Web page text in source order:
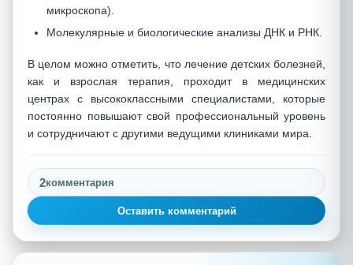
микроскопа).
Молекулярные и биологические анализы ДНК и РНК.
В целом можно отметить, что лечение детских болезней,
как и взрослая терапия, проходит в медицинских
центрах с высококлассными специалистами, которые
постоянно повышают свой профессиональный уровень
и сотрудничают с другими ведущими клиниками мира.
2комментария
Оставить комментарий